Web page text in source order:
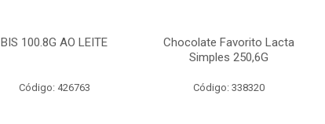
BIS 100.8G AO LEITE
Código: 426763
Chocolate Favorito Lacta
Simples 250,6G
Código: 338320